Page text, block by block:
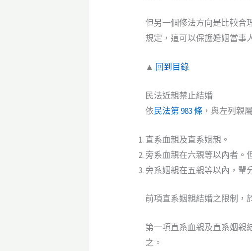
但另一個修法方向是比較合
規定，這可以保護婚姻當事
▲ 回到目錄
民法近親禁止結婚
依民法第 983 條 ，與左列親
直系血親及直系姻親。
旁系血親在六親等以內者。
旁系姻親在五親等以內，輩
前項直系姻親結婚之限制，
第一項直系血親及直系姻親
之。